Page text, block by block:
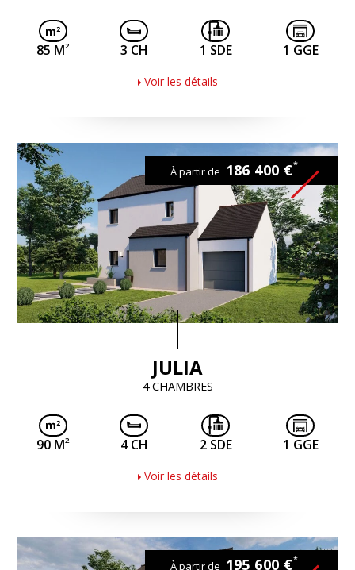
85 M2 3 CH 1 SDE 1 GGE
Voir les détails
JULIA
4 CHAMBRES
À partir de 186 400 €*
90 M2 4 CH 2 SDE 1 GGE
Voir les détails
À partir de 195 600 €*